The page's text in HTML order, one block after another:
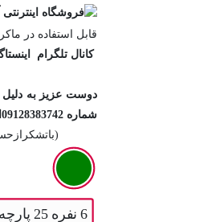
فروشگاه
قابل استفاده در
کانال تلگرام
دوست عزیز به دلیل
شماره 09128383742
6 نفره 25 پارچه